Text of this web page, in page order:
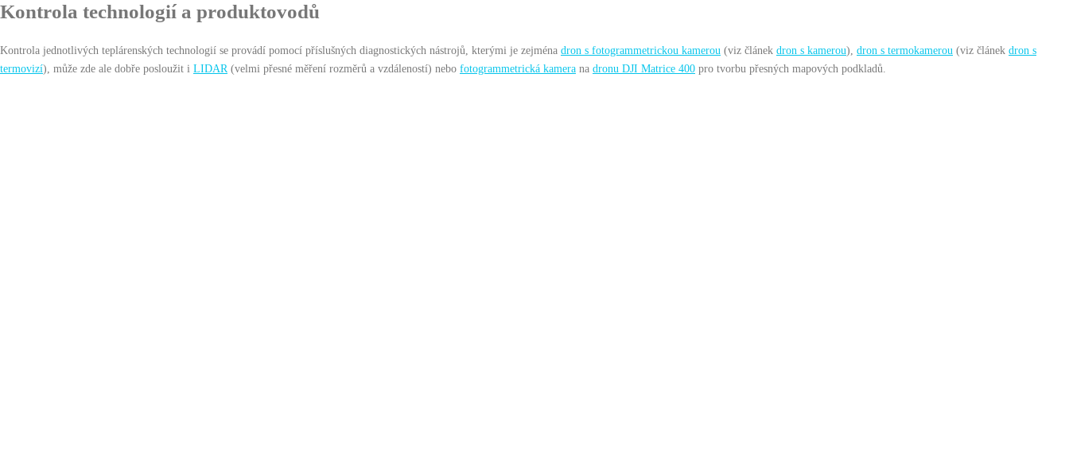
Kontrola technologií a produktovodů
Kontrola jednotlivých teplárenských technologií se provádí pomocí příslušných diagnostických nástrojů, kterými je zejména dron s fotogrammetrickou kamerou (viz článek dron s kamerou), dron s termokamerou (viz článek dron s
termovizí), může zde ale dobře posloužit i LIDAR(velmi přesné měření rozměrů a vzdáleností) nebo fotogrammetrická kamera na dronu DJI Matrice 400 pro tvorbu přesných mapových podkladů.